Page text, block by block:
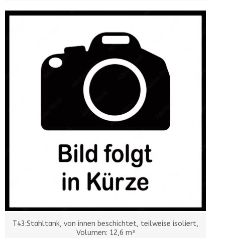
T43:Stahltank, von innen beschichtet, teilweise isoliert,
Volumen: 12,6 m³